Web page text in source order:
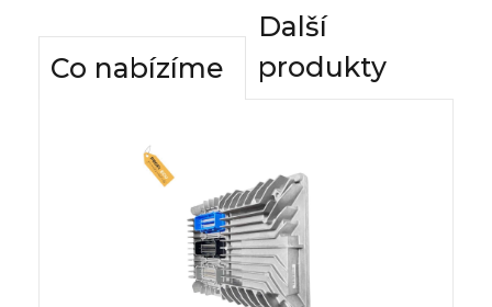
Co nabízíme
Další
produkty